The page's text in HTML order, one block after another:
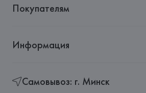
Покупателям
Информация
Самовывоз: г. Минск